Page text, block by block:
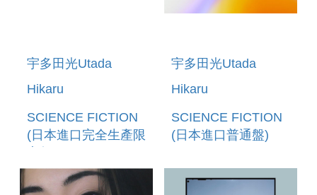
宇多田光Utada
Hikaru
SCIENCE FICTION
(日本進口完全生產限
宇多田光Utada
Hikaru
SCIENCE FICTION
(日本進口普通盤)